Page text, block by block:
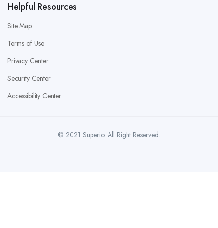
Helpful Resources
Site Map
Terms of Use
Privacy Center
Security Center
Accessibility Center
© 2021 Superio. All Right Reserved.